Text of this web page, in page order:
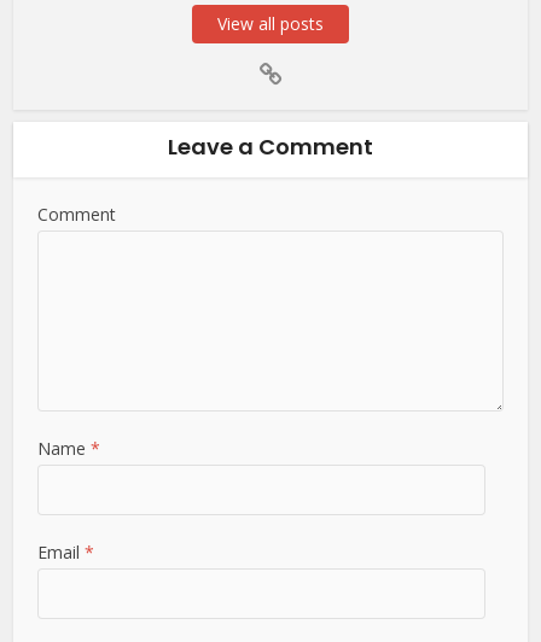
View all posts
Leave a Comment
Comment
Name*
Email*